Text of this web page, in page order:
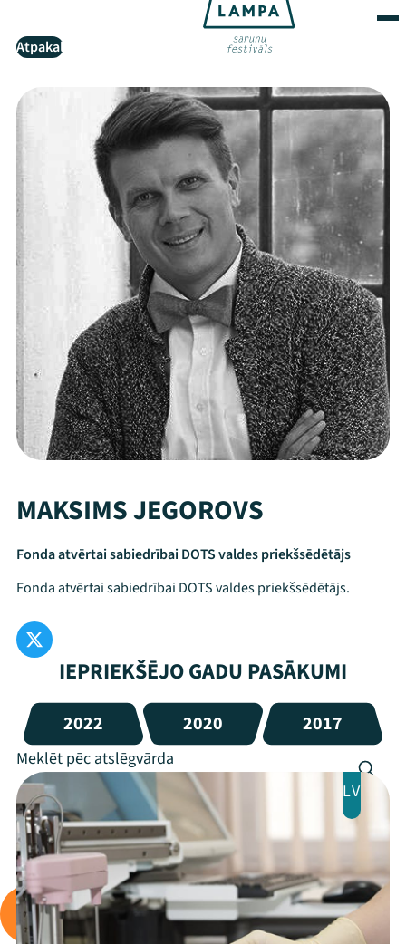
Atpakaļ
MAKSIMS JEGOROVS
Fonda atvērtai sabiedrībai DOTS valdes priekšsēdētājs
Fonda atvērtai sabiedrībai DOTS valdes priekšsēdētājs.
IEPRIEKŠĒJO GADU PASĀKUMI
2022 2020 2017
LV